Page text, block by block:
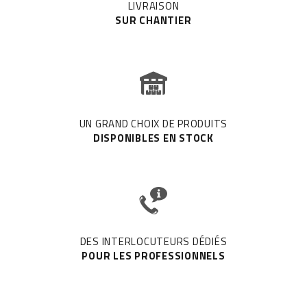
LIVRAISON
SUR CHANTIER
UN GRAND CHOIX DE PRODUITS
DISPONIBLES EN STOCK
DES INTERLOCUTEURS DÉDIÉS
POUR LES PROFESSIONNELS